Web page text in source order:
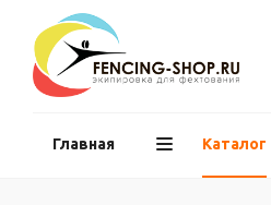
Главная Каталог